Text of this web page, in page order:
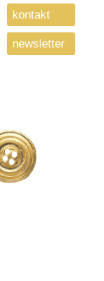
kontakt
newsletter